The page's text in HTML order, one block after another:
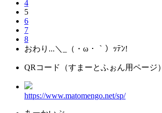
4
5
6
7
8
おわり...＼_（・ω・｀）ｯﾃﾝ!
QRコード（すまーとふぉん用ページ）
https://www.matomengo.net/sp/